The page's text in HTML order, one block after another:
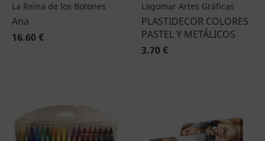
La Reina de los Botones
Ana
16.60 €
Lagomar Artes Gráficas
PLASTIDECOR COLORES
PASTEL Y METÁLICOS
3.70 €